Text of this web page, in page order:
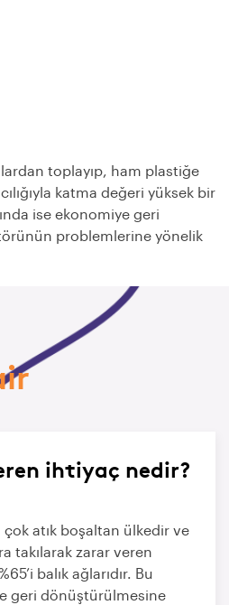
toplayıp, ham plastiğe
katma değeri yüksek bir
ise ekonomiye geri
problemlerine yönelik
ihtiyaç nedir?
çok atık boşaltan ülkedir ve
takılarak zarar veren
balık ağlarıdır. Bu
geri dönüştürülmesine